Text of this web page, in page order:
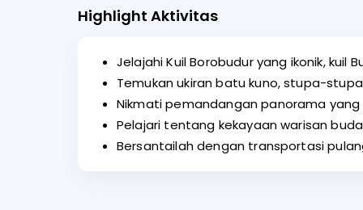
Highlight Aktivitas
Jelajahi Kuil Borobudur yang ikonik, kuil
Temukan ukiran batu kuno, stupa-
Nikmati pemandangan panorama
Pelajari tentang kekayaan warisan
Bersantailah dengan transportasi